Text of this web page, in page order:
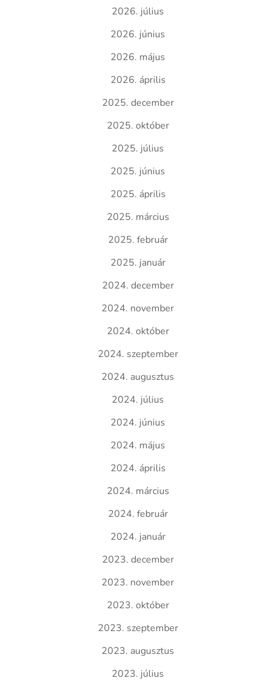
2026. július
2026. június
2026. május
2026. április
2025. december
2025. október
2025. július
2025. június
2025. április
2025. március
2025. február
2025. január
2024. december
2024. november
2024. október
2024. szeptember
2024. augusztus
2024. július
2024. június
2024. május
2024. április
2024. március
2024. február
2024. január
2023. december
2023. november
2023. október
2023. szeptember
2023. augusztus
2023. július